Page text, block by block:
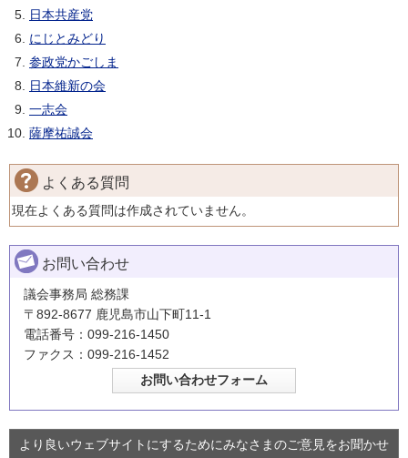
日本共産党
にじとみどり
参政党かごしま
日本維新の会
一志会
薩摩祐誠会
よくある質問
現在よくある質問は作成されていません。
お問い合わせ
議会事務局 総務課
〒892-8677 鹿児島市山下町11-1
電話番号：099-216-1450
ファクス：099-216-1452
より良いウェブサイトにするためにみなさまのご意見をお聞かせ